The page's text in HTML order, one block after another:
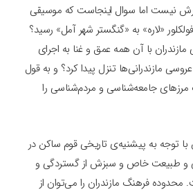
نیست اما سوال اینجاست که موسیقی
«لاره» به «گنگستر شهر آمل» رسید؟
با آن همه عمق و غنا به اجرای
مازندرانی‌ها تنزل پیدا کرد؟ و به قول
جامعه‌شناسی و مردم‌شناسی را
با توجه به پیشنیه‌ی تاریخی قوم ساکن در
و طبیعت خاص و سبزش از گستردگی و
محدوده فرهنگ مازندران را می‌توان از